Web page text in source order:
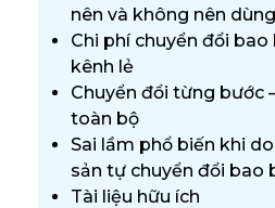
nên và không nên
Chi phí chuyển đổi
kênh lẻ
Chuyển đổi từng bước
toàn bộ
Sai lầm phổ biến khi
sản tự chuyển đổi bao
Tài liệu hữu ích